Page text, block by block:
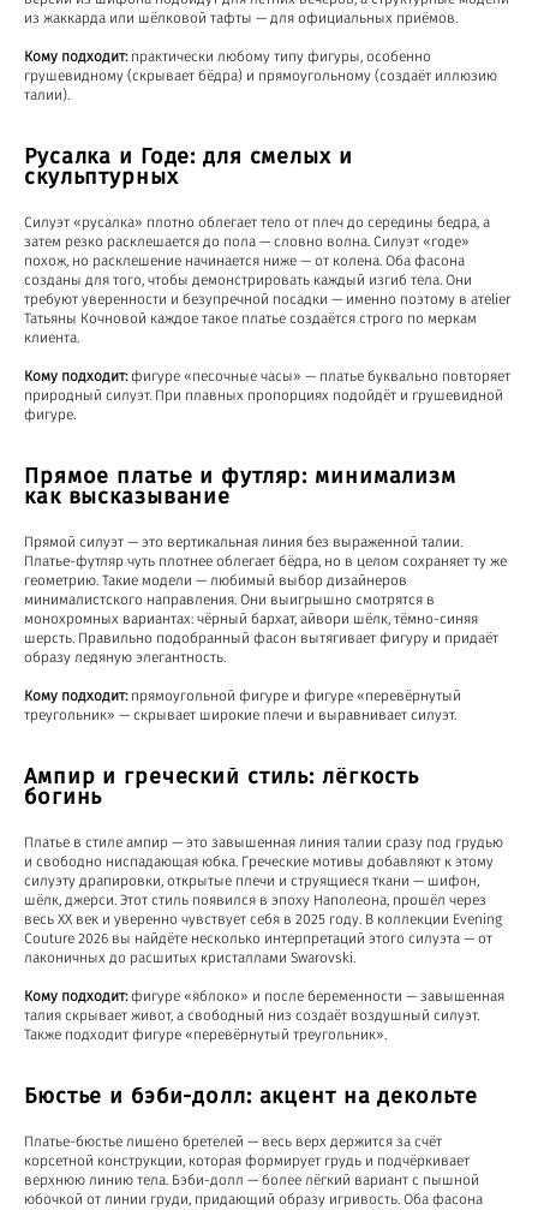
из жаккарда или шёлковой тафты — для официальных приёмов.
Кому подходит: практически любому типу фигуры, особенно
грушевидному (скрывает бёдра) и прямоугольному (создаёт иллюзию
талии).
Русалка и Годе: для смелых и
скульптурных
Силуэт «русалка» плотно облегает тело от плеч до середины бедра, а
затем резко расклешается до пола — словно волна. Силуэт «годе»
похож, но расклешение начинается ниже — от колена. Оба фасона
созданы для того, чтобы демонстрировать каждый изгиб тела. Они
требуют уверенности и безупречной посадки — именно поэтому в атelier
Татьяны Кочновой каждое такое платье создаётся строго по меркам
клиента.
Кому подходит:фигуре «песочные часы» — платье буквально повторяет
природный силуэт. При плавных пропорциях подойдёт и грушевидной
фигуре.
Прямое платье и футляр: минимализм
как высказывание
Прямой силуэт — это вертикальная линия без выраженной талии.
Платье-футляр чуть плотнее облегает бёдра, но в целом сохраняет ту же
геометрию. Такие модели — любимый выбор дизайнеров
минималистского направления. Они выигрышно смотрятся в
монохромных вариантах: чёрный бархат, айвори шёлк, тёмно-синяя
шерсть. Правильно подобранный фасон вытягивает фигуру и придаёт
образу ледяную элегантность.
Кому подходит: прямоугольной фигуре и фигуре «перевёрнутый
треугольник» — скрывает широкие плечи и выравнивает силуэт.
Ампир и греческий стиль: лёгкость
богинь
Платье в стиле ампир — это завышенная линия талии сразу под грудью
и свободно ниспадающая юбка. Греческие мотивы добавляют к этому
силуэту драпировки, открытые плечи и струящиеся ткани — шифон,
шёлк, джерси. Этот стиль появился в эпоху Наполеона, прошёл через
весь XX век и уверенно чувствует себя в 2025 году. В коллекции Evening
Couture 2026 вы найдёте несколько интерпретаций этого силуэта — от
лаконичных до расшитых кристаллами Swarovski.
Кому подходит:фигуре «яблоко» и после беременности — завышенная
талия скрывает живот, а свободный низ создаёт воздушный силуэт.
Также подходит фигуре «перевёрнутый треугольник».
Бюстье и бэби-долл: акцент на декольте
Платье-бюстье лишено бретелей — весь верх держится за счёт
корсетной конструкции, которая формирует грудь и подчёркивает
верхнюю линию тела. Бэби-долл — более лёгкий вариант с пышной
юбочкой от линии груди, придающий образу игривость. Оба фасона